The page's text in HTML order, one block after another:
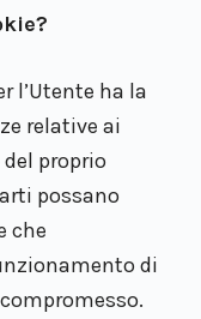
l’Utente ha la
relative ai
proprio
possano
che
di